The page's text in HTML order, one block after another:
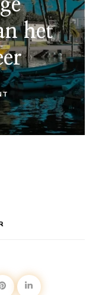
het
MISTIGE
OCHTENDEN
EN
NEVELIGE